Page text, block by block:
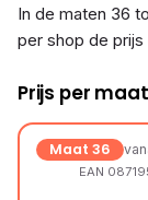
In de maten 36
per shop de prijs
Prijs per maat
Maat 36
EAN